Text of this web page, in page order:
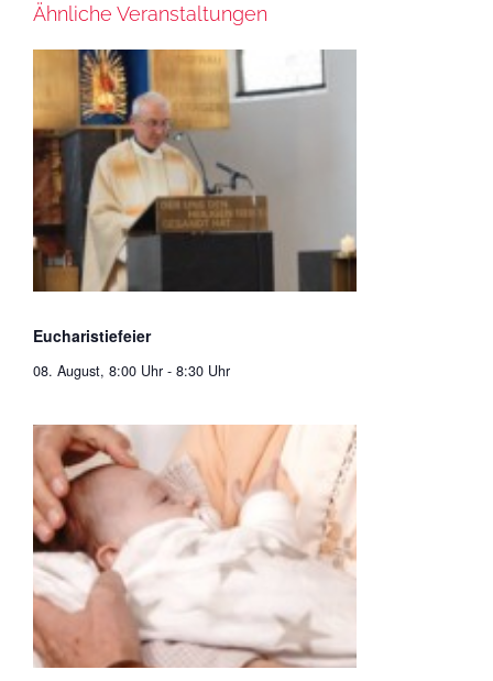
Ähnliche Veranstaltungen
Eucharistiefeier
08. August, 8:00 Uhr - 8:30 Uhr